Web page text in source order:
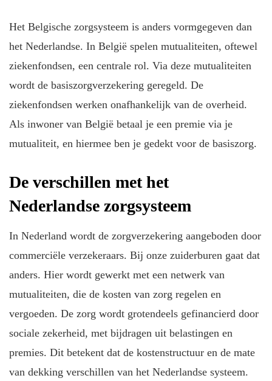
Het Belgische zorgsysteem is anders vormgegeven dan
het Nederlandse. In België spelen mutualiteiten, oftewel
ziekenfondsen, een centrale rol. Via deze mutualiteiten
wordt de basiszorgverzekering geregeld. De
ziekenfondsen werken onafhankelijk van de overheid.
Als inwoner van België betaal je een premie via je
mutualiteit, en hiermee ben je gedekt voor de basiszorg.
De verschillen met het
Nederlandse zorgsysteem
In Nederland wordt de zorgverzekering aangeboden door
commerciële verzekeraars. Bij onze zuiderburen gaat dat
anders. Hier wordt gewerkt met een netwerk van
mutualiteiten, die de kosten van zorg regelen en
vergoeden. De zorg wordt grotendeels gefinancierd door
sociale zekerheid, met bijdragen uit belastingen en
premies. Dit betekent dat de kostenstructuur en de mate
van dekking verschillen van het Nederlandse systeem.